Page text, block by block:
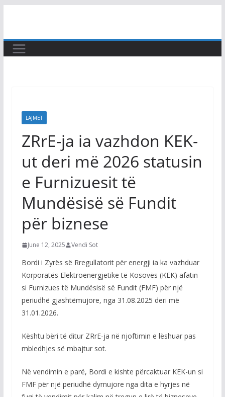
content
LAJMET
ZRrE-ja ia vazhdon KEK-
ut deri më 2026 statusin
e Furnizuesit të
Mundësisë së Fundit
për biznese
June 12, 2025 Vendi Sot
Bordi i Zyrës së Rregullatorit për energji ia ka vazhduar
Korporatës Elektroenergjetike të Kosovës (KEK) afatin
si Furnizues të Mundësisë së Fundit (FMF) për një
periudhë gjashtëmujore, nga 31.08.2025 deri më
31.01.2026.
Kështu bëri të ditur ZRrE-ja në njoftimin e lëshuar pas
mbledhjes së mbajtur sot.
Në vendimin e parë, Bordi e kishte përcaktuar KEK-un si
FMF për një periudhë dymujore nga dita e hyrjes në